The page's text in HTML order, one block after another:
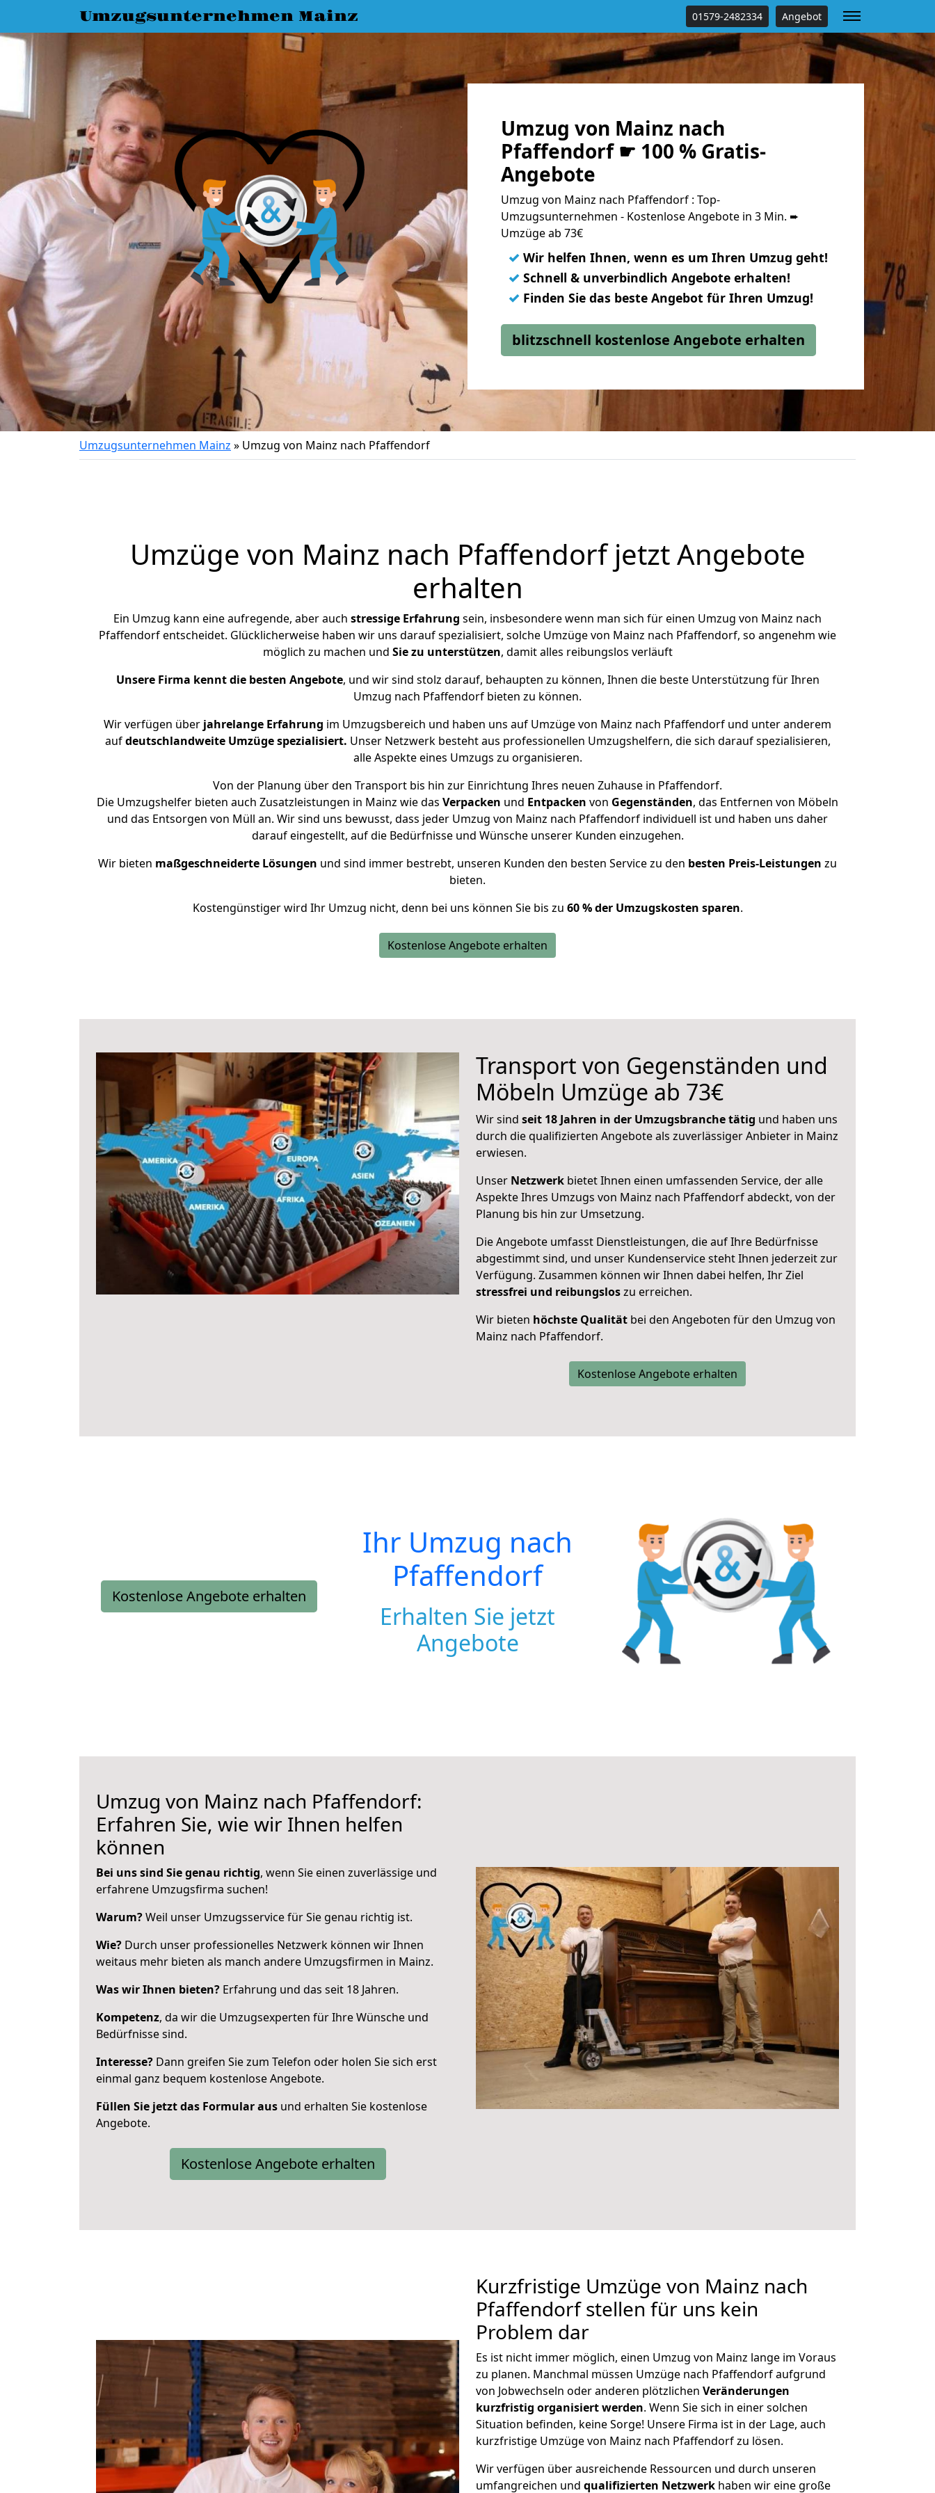
Umzugsunternehmen Mainz 01579-2482334 Angebot
Umzug von Mainz nach
Pfaffendorf ☛ 100 % Gratis-
Angebote
Umzug von Mainz nach Pfaffendorf : Top-
Umzugsunternehmen - Kostenlose Angebote in 3 Min. ➨
Umzüge ab 73€
✓ Wir helfen Ihnen, wenn es um Ihren Umzug geht!
✓ Schnell & unverbindlich Angebote erhalten!
✓ Finden Sie das beste Angebot für Ihren Umzug!
blitzschnell kostenlose Angebote erhalten
Umzugsunternehmen Mainz » Umzug von Mainz nach Pfaffendorf
Umzüge von Mainz nach Pfaffendorf jetzt Angebote
erhalten
Ein Umzug kann eine aufregende, aber auch stressige Erfahrung sein, insbesondere wenn man sich für einen Umzug von Mainz nach
Pfaffendorf entscheidet. Glücklicherweise haben wir uns darauf spezialisiert, solche Umzüge von Mainz nach Pfaffendorf, so angenehm wie
möglich zu machen und Sie zu unterstützen, damit alles reibungslos verläuft
Unsere Firma kennt die besten Angebote, und wir sind stolz darauf, behaupten zu können, Ihnen die beste Unterstützung für Ihren
Umzug nach Pfaffendorf bieten zu können.
Wir verfügen über jahrelange Erfahrung im Umzugsbereich und haben uns auf Umzüge von Mainz nach Pfaffendorf und unter anderem
aufdeutschlandweite Umzüge spezialisiert. Unser Netzwerk besteht aus professionellen Umzugshelfern, die sich darauf spezialisieren,
alle Aspekte eines Umzugs zu organisieren.
Von der Planung über den Transport bis hin zur Einrichtung Ihres neuen Zuhause in Pfaffendorf.
Die Umzugshelfer bieten auch Zusatzleistungen in Mainz wie das Verpacken und Entpacken von Gegenständen, das Entfernen von Möbeln
und das Entsorgen von Müll an. Wir sind uns bewusst, dass jeder Umzug von Mainz nach Pfaffendorf individuell ist und haben uns daher
darauf eingestellt, auf die Bedürfnisse und Wünsche unserer Kunden einzugehen.
Wir bieten maßgeschneiderte Lösungen und sind immer bestrebt, unseren Kunden den besten Service zu den besten Preis-Leistungen zu
bieten.
Kostengünstiger wird Ihr Umzug nicht, denn bei uns können Sie bis zu 60 % der Umzugskosten sparen.
Kostenlose Angebote erhalten
Transport von Gegenständen und
Möbeln Umzüge ab 73€
Wir sind seit 18 Jahren in der Umzugsbranche tätig und haben uns
durch die qualifizierten Angebote als zuverlässiger Anbieter in Mainz
erwiesen.
Unser Netzwerk bietet Ihnen einen umfassenden Service, der alle
Aspekte Ihres Umzugs von Mainz nach Pfaffendorf abdeckt, von der
Planung bis hin zur Umsetzung.
Die Angebote umfasst Dienstleistungen, die auf Ihre Bedürfnisse
abgestimmt sind, und unser Kundenservice steht Ihnen jederzeit zur
Verfügung. Zusammen können wir Ihnen dabei helfen, Ihr Ziel
stressfrei und reibungsloszu erreichen.
Wir bieten höchste Qualität bei den Angeboten für den Umzug von
Mainz nach Pfaffendorf.
Kostenlose Angebote erhalten
Kostenlose Angebote erhalten
Ihr Umzug nach
Pfaffendorf
Erhalten Sie jetzt
Angebote
Umzug von Mainz nach Pfaffendorf:
Erfahren Sie, wie wir Ihnen helfen
können
Bei uns sind Sie genau richtig, wenn Sie einen zuverlässige und
erfahrene Umzugsfirma suchen!
Warum?Weil unser Umzugsservice für Sie genau richtig ist.
Wie? Durch unser professionelles Netzwerk können wir Ihnen
weitaus mehr bieten als manch andere Umzugsfirmen in Mainz.
Was wir Ihnen bieten? Erfahrung und das seit 18 Jahren.
Kompetenz, da wir die Umzugsexperten für Ihre Wünsche und
Bedürfnisse sind.
Interesse? Dann greifen Sie zum Telefon oder holen Sie sich erst
einmal ganz bequem kostenlose Angebote.
Füllen Sie jetzt das Formular aus und erhalten Sie kostenlose
Angebote.
Kostenlose Angebote erhalten
Kurzfristige Umzüge von Mainz nach
Pfaffendorf stellen für uns kein
Problem dar
Es ist nicht immer möglich, einen Umzug von Mainz lange im Voraus
zu planen. Manchmal müssen Umzüge nach Pfaffendorf aufgrund
von Jobwechseln oder anderen plötzlichen Veränderungen
kurzfristig organisiert werden. Wenn Sie sich in einer solchen
Situation befinden, keine Sorge! Unsere Firma ist in der Lage, auch
kurzfristige Umzüge von Mainz nach Pfaffendorf zu lösen.
Wir verfügen über ausreichende Ressourcen und durch unseren
umfangreichen und qualifizierten Netzwerk haben wir eine große